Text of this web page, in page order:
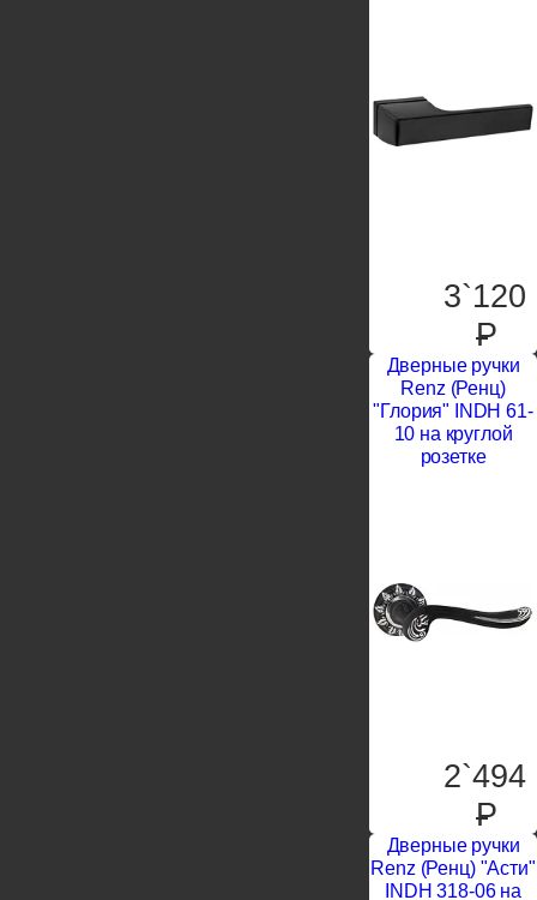
3`120
P
Дверные ручки
Renz (Ренц)
"Глория" INDH 61-
10 на круглой
розетке
2`494
P
Дверные ручки
Renz (Ренц) "Асти"
INDH 318-06 на